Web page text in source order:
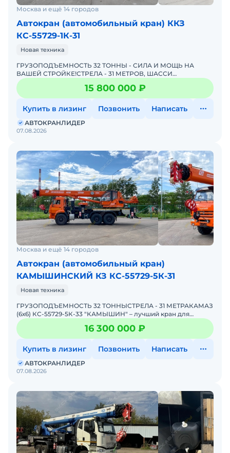
Москва и ещё 14 городов
Автокран (автомобильный кран) ККЗ
КС-55729-1К-31
Новая техника
ГРУЗОПОДЪЕМНОСТЬ 32 ТОННЫ - СИЛА И МОЩЬ НА
ВАШЕЙ СТРОЙКЕ!СТРЕЛА - 31 МЕТРОВ, ШАССИ
КАМАЗ-65115 (6Х4)КАМАЗ КС-55729-1К-31 "КАМЫШИН" –
лучший кpaн для Вaше15 800 000 ₽
Купить в лизинг Позвонить Написать
07.08.2026
АВТОКРАНЛИДЕР
Москва и ещё 14 городов
Автокран (автомобильный кран)
КАМЫШИНСКИЙ КЗ КС-55729-5К-31
Новая техника
ГРУЗОПОДЪЕМНОСТЬ 32 ТОННЫСТРЕЛА - 31 МЕТРАКАМАЗ
(6х6) КС-55729-5К-33 "КАМЫШИН" – лучший кpaн для
Вaшего Бизнеса! Автокран B HAЛИЧИИ - 2026 год, НОВЫЙ!
ВОЗ
16 300 000 ₽
Купить в лизинг Позвонить Написать
07.08.2026
АВТОКРАНЛИДЕР